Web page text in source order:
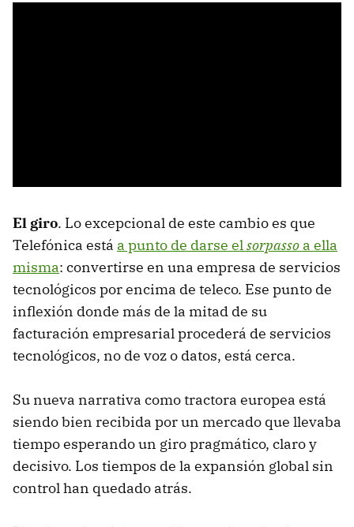
El giro. Lo excepcional de este cambio es que
Telefónica está a punto de darse elsorpasso a ella
misma: convertirse en una empresa de servicios
tecnológicos por encima de teleco. Ese punto de
inflexión donde más de la mitad de su
facturación empresarial procederá de servicios
tecnológicos, no de voz o datos, está cerca.
Su nueva narrativa como tractora europea está
siendo bien recibida por un mercado que llevaba
tiempo esperando un giro pragmático, claro y
decisivo. Los tiempos de la expansión global sin
control han quedado atrás.